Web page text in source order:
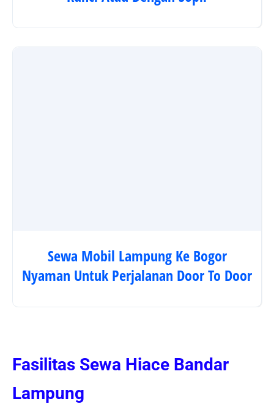
Sewa Mobil Lampung Ke Bogor
Nyaman Untuk Perjalanan Door To Door
Fasilitas Sewa Hiace Bandar
Lampung